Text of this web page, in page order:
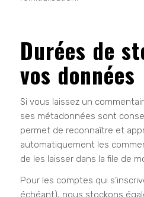
Durées de
vos données
Si vous laissez un
ses métadonnées sont
permet de reconnaître et
automatiquement les
de les laisser dans la file de
Pour les comptes qui
échéant), nous stockons